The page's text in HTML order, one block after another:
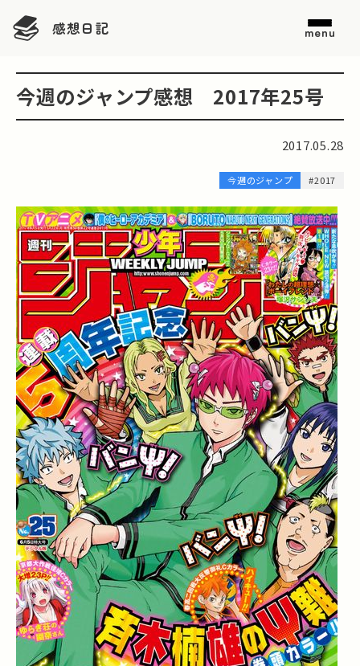
感想日記 menu
今週のジャンプ感想 2017年25号
2017.05.28
今週のジャンプ #2017